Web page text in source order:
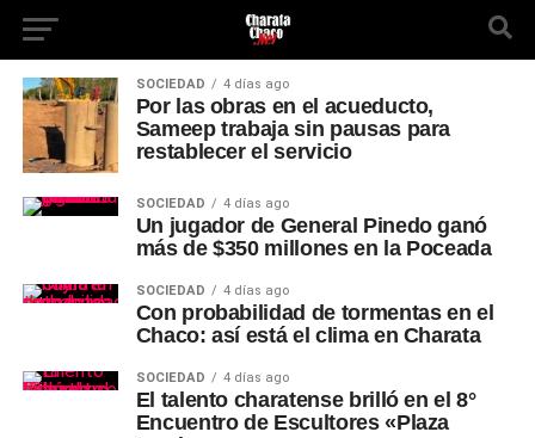
SOCIEDAD 4 días ago
Por las obras en el acueducto,
Sameep trabaja sin pausas para
restablecer el servicio
SOCIEDAD 4 días ago
Un jugador de General Pinedo ganó
más de $350 millones en la Poceada
SOCIEDAD 4 días ago
Con probabilidad de tormentas en el
Chaco: así está el clima en Charata
SOCIEDAD 4 días ago
El talento charatense brilló en el 8°
Encuentro de Escultores «Plaza